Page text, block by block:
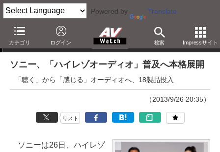
Powered by Translate
カテゴリ ログイン 検索 Impressサイト
ニュース
ソニー、「ハイレゾオーディオ」普及へ本格展開
「聴く」から「感じる」オーディオへ、18製品投入
（2013/9/26 20:35）
リスト
ソニーは26日、ハイレゾ